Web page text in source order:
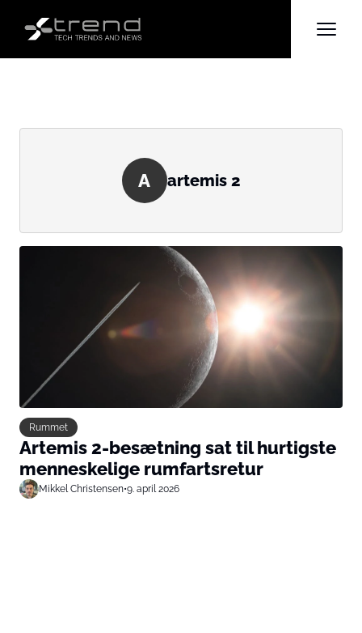
A artemis 2
Rummet
Artemis 2-besætning sat til hurtigste
menneskelige rumfartsretur
Mikkel Christensen•9. april 2026